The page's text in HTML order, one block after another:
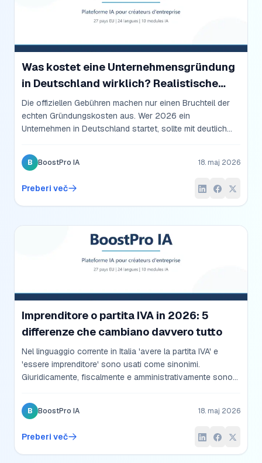
Was kostet eine Unternehmensgründung
in Deutschland wirklich? Realistische
Zahlen 2026
Die offiziellen Gebühren machen nur einen Bruchteil der
echten Gründungskosten aus. Wer 2026 ein
Unternehmen in Deutschland startet, sollte mit deutlich
Aufschlüsselung der Kosten — von der
Gewerbeanmeldung bis zum ersten
versteckten Posten.
B BoostPro IA 18. maj 2026
Preberi več
Imprenditore o partita IVA in 2026: 5
differenze che cambiano davvero tutto
Nel linguaggio corrente in Italia 'avere la partita IVA' e
'essere imprenditore' sono usati come sinonimi.
Giuridicamente, fiscalmente e amministrativamente sono
prima di scegliere è la chiave per non ritrovarsi tra due
anni a chiedersi perché si paga troppo, si rischia troppo o
business.
B BoostPro IA 18. maj 2026
Preberi več